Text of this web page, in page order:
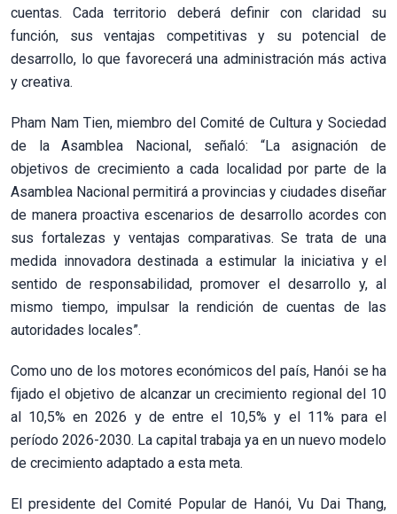
cuentas. Cada territorio deberá definir con claridad su
función, sus ventajas competitivas y su potencial de
desarrollo, lo que favorecerá una administración más activa
y creativa.
Pham Nam Tien, miembro del Comité de Cultura y Sociedad
de la Asamblea Nacional, señaló: “La asignación de
objetivos de crecimiento a cada localidad por parte de la
Asamblea Nacional permitirá a provincias y ciudades diseñar
de manera proactiva escenarios de desarrollo acordes con
sus fortalezas y ventajas comparativas. Se trata de una
medida innovadora destinada a estimular la iniciativa y el
sentido de responsabilidad, promover el desarrollo y, al
mismo tiempo, impulsar la rendición de cuentas de las
autoridades locales”.
Como uno de los motores económicos del país, Hanói se ha
fijado el objetivo de alcanzar un crecimiento regional del 10
al 10,5% en 2026 y de entre el 10,5% y el 11% para el
período 2026-2030. La capital trabaja ya en un nuevo modelo
de crecimiento adaptado a esta meta.
El presidente del Comité Popular de Hanói, Vu Dai Thang,